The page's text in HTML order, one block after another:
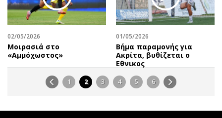
02/05/2026
Μοιρασιά στο
«Αμμόχωστος»
01/05/2026
Βήμα παραμονής για
Ακρίτα, βυθίζεται ο
Εθνικος
1 2 3 4 5 6